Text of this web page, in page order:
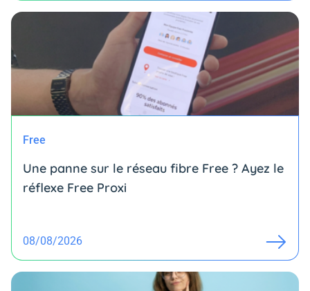
Free
Une panne sur le réseau fibre Free ? Ayez le
réflexe Free Proxi
08/08/2026